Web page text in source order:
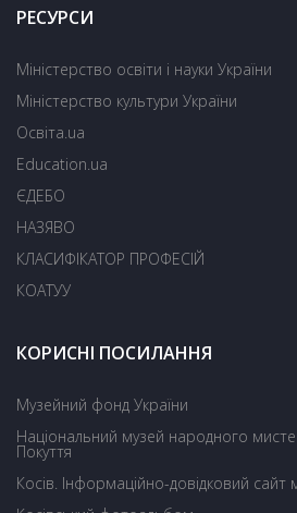
РЕСУРСИ
Міністерство освіти і науки України
Міністерство культури України
Освіта.ua
Education.ua
ЄДЕБО
НАЗЯВО
КЛАСИФІКАТОР ПРОФЕСІЙ
КОАТУУ
КОРИСНІ ПОСИЛАННЯ
Музейний фонд України
Національний музей народного
Покуття
Косів. Інформаційно-довідковий сайт